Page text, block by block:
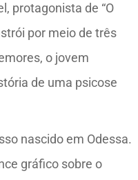
protagonista de “O
por meio de três
o jovem
de uma psicose
nascido em Odessa.
gráfico sobre o